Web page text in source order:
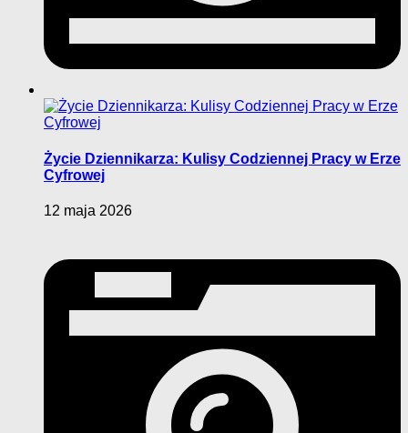
Życie Dziennikarza: Kulisy Codziennej Pracy w Erze
Cyfrowej
12 maja 2026